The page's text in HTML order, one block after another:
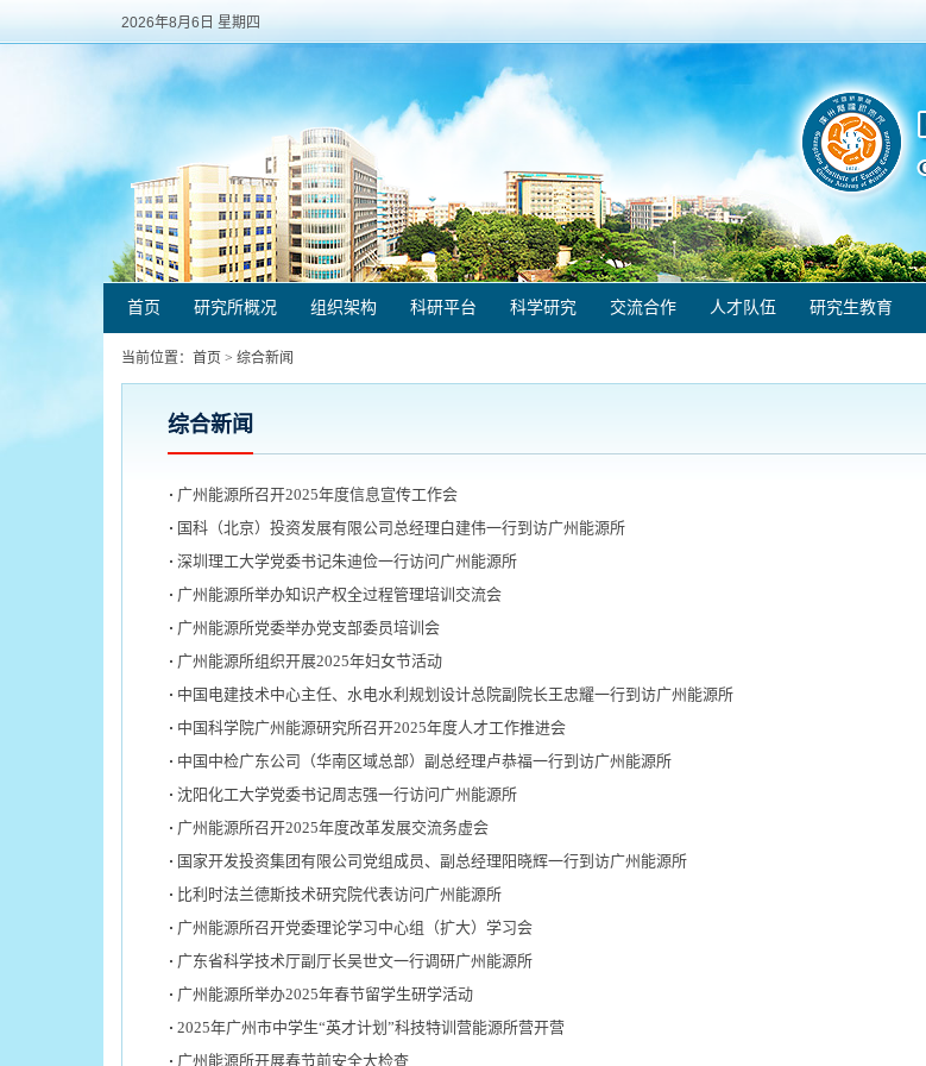
2026年8月6日 星期四
首页 研究所概况 组织架构 科研平台 科学研究 交流合作 人才队伍 研究生教育
当前位置： 首页 > 综合新闻
综合新闻
广州能源所召开2025年度信息宣传工作会
国科（北京）投资发展有限公司总经理白建伟一行到访广州能源所
深圳理工大学党委书记朱迪俭一行访问广州能源所
广州能源所举办知识产权全过程管理培训交流会
广州能源所党委举办党支部委员培训会
广州能源所组织开展2025年妇女节活动
中国电建技术中心主任、水电水利规划设计总院副院长王忠耀一行到访广州能源所
中国科学院广州能源研究所召开2025年度人才工作推进会‌
中国中检广东公司（华南区域总部）副总经理卢恭福一行到访广州能源所
沈阳化工大学党委书记周志强一行访问广州能源所
广州能源所召开2025年度改革发展交流务虚会
国家开发投资集团有限公司党组成员、副总经理阳晓辉一行到访广州能源所
比利时法兰德斯技术研究院代表访问广州能源所
广州能源所召开党委理论学习中心组（扩大）学习会
广东省科学技术厅副厅长吴世文一行调研广州能源所
广州能源所举办2025年春节留学生研学活动
2025年广州市中学生“英才计划”科技特训营能源所营开营
广州能源所开展春节前安全大检查